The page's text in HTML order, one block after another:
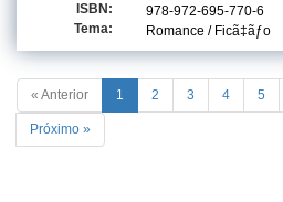
ISBN:
978-972-695-770-6
Tema:
Romance / Ficã‡ãƒo
« Anterior 1 2 3 4 5
Próximo »